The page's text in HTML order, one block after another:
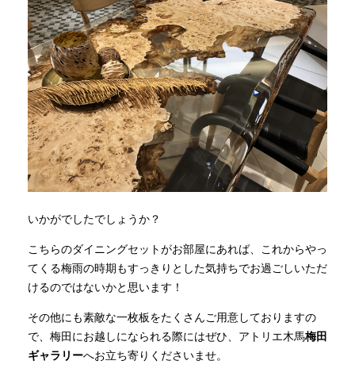
いかがでしたでしょうか？
こちらのダイニングセットがお部屋にあれば、これからやっ
てくる梅雨の時期もすっきりとした気持ちでお過ごしいただ
けるのではないかと思います！
その他にも素敵な一枚板をたくさんご用意しておりますの
で、梅田にお越しになられる際にはぜひ、アトリエ木馬梅田
ギャラリーへお立ち寄りくださいませ。